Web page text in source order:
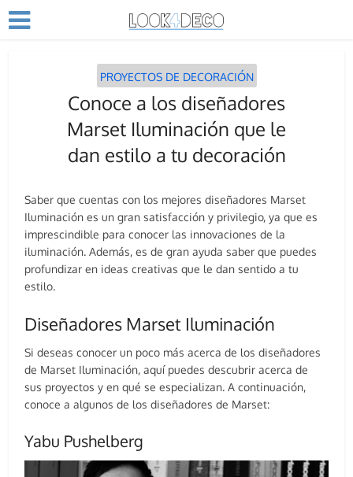
PROYECTOS DE DECORACIÓN
Conoce a los diseñadores
Marset Iluminación que le
dan estilo a tu decoración
Saber que cuentas con los mejores diseñadores Marset
Iluminación es un gran satisfacción y privilegio, ya que es
imprescindible para conocer las innovaciones de la
iluminación. Además, es de gran ayuda saber que puedes
profundizar en ideas creativas que le dan sentido a tu
estilo.
Diseñadores Marset Iluminación
Si deseas conocer un poco más acerca de los diseñadores
de Marset Iluminación, aquí puedes descubrir acerca de
sus proyectos y en qué se especializan. A continuación,
conoce a algunos de los diseñadores de Marset:
Yabu Pushelberg